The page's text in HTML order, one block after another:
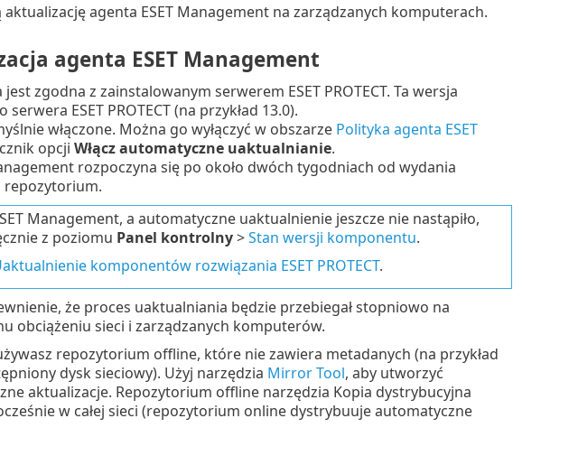
aktualizację agenta ESET Management na zarządzanych komputerach.
agenta ESET Management
zgodna z zainstalowanym serwerem ESET PROTECT. Ta wersja
ESET PROTECT (na przykład 13.0).
włączone. Można go wyłączyć w obszarze Polityka agenta ESET
opcji Włącz automatyczne uaktualnianie.
rozpoczyna się po około dwóch tygodniach od wydania
repozytorium.
Management, a automatyczne uaktualnienie jeszcze nie nastąpiło,
z poziomu Panel kontrolny>Stan wersji komponentu.
komponentów rozwiązania ESET PROTECT.
że proces uaktualniania będzie przebiegał stopniowo na
obciążeniu sieci i zarządzanych komputerów.
repozytorium offline, które nie zawiera metadanych (na przykład
dysk sieciowy). Użyj narzędzia Mirror Tool, aby utworzyć
aktualizacje. Repozytorium offline narzędzia Kopia dystrybucyjna
w całej sieci (repozytorium online dystrybuuje automatyczne